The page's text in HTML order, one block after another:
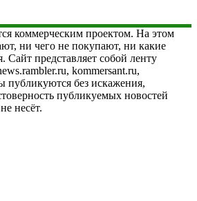
коммерческим проектом. На этом
ни чего не покупают, ни какие
Сайт представляет собой ленту
kommersant.ru,
публикуются без искажения,
публикуемых новостей
несёт.